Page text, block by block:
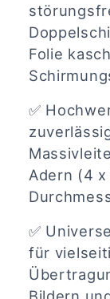
Folie
✅
Adern (4
✅
für